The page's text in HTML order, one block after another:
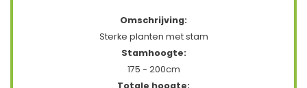
Omschrijving:
Sterke planten met stam
Stamhoogte:
175 - 200cm
Totale hoogte: